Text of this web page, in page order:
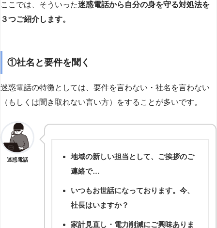
ここでは、そういった迷惑電話から自分の身を守る対処法を
３つご紹介します。
①社名と要件を聞く
迷惑電話の特徴としては、要件を言わない・社名を言わない
（もしくは聞き取れない言い方）をすることが多いです。
迷惑電話
地域の新しい担当として、ご挨拶のご
連絡で…
いつもお世話になっております。今、
社長はいますか？
家計見直し・電力削減にご興味ありま